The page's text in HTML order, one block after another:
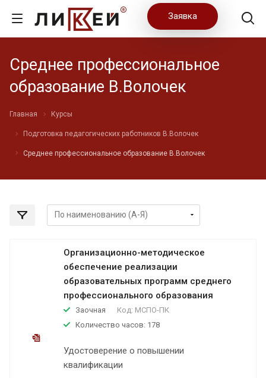
Заявка
Среднее профессиональное
образование В.Волочек
Главная Курсы
Подготовка педагогических работников В.Волочек
Среднее профессиональное образование В.Волочек
Организационно-методическое
обеспечение реализации
образовательных программ среднего
профессионального образования
Заочная Код: МСПО-ПК
Количество часов: 178
Удостоверение о повышении
квалификации